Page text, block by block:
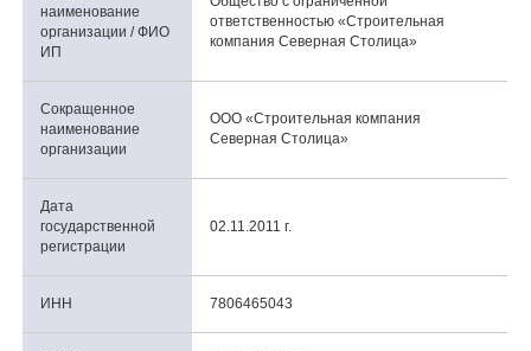
наименование
организации / ФИО
ИП
ответственностью «Строительная
компания Северная Столица»
Сокращенное
наименование
организации
ООО «Строительная компания
Северная Столица»
Дата
государственной
регистрации
02.11.2011 г.
ИНН 7806465043